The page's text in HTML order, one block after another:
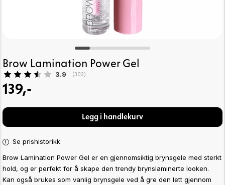
Brow Lamination Power Gel
Gjennomsnittskarakter:
3.9 (stemmer:
302)
139,-
Legg i handlekurv
Se prishistorikk
Brow Lamination Power Gel er en gjennomsiktig brynsgele med sterkt
hold, og er perfekt for å skape den trendy brynslaminerte looken.
Kan også brukes som vanlig brynsgele ved å gre den lett gjennom